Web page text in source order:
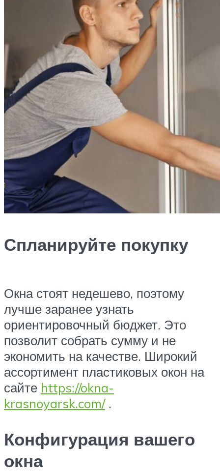
Спланируйте покупку
Окна стоят недешево, поэтому
лучше заранее узнать
ориентировочный бюджет. Это
позволит собрать сумму и не
экономить на качестве. Широкий
ассортимент пластиковых окон на
сайте https://okna-
krasnoyarsk.com/.
Конфигурация вашего
окна